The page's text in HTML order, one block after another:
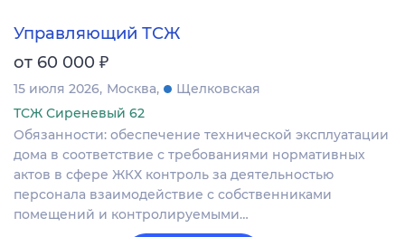
Управляющий ТСЖ
от 60 000 ₽
15 июля 2026 Москва
Щелковская
ТСЖ Сиреневый 62
Обязанности: обеспечение технической эксплуатации
дома в соответствие с требованиями нормативных
актов в сфере ЖКХ контроль за деятельностью
персонала взаимодействие с собственниками
помещений и контролируемыми…